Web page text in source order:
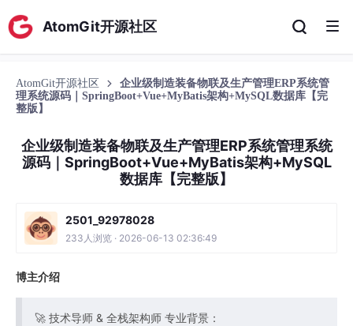
AtomGit开源社区
AtomGit开源社区
企业级制造装备物联及生产管理ERP系统管
理系统源码｜SpringBoot+Vue+MyBatis架构+MySQL数据库【完
整版】
企业级制造装备物联及生产管理ERP系统管理系统
源码｜SpringBoot+Vue+MyBatis架构+MySQL
数据库【完整版】
2501_92978028
233人浏览 · 2026-06-13 02:36:49
博主介绍
🚀 技术导师 & 全栈架构师 专业背景：